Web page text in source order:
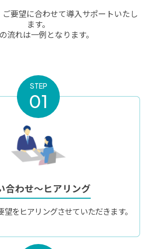
要望に合わせて導入サポートいたし
ます。
流れは一例となります。
STEP
01
合わせ〜ヒアリング
をヒアリングさせていただきます。